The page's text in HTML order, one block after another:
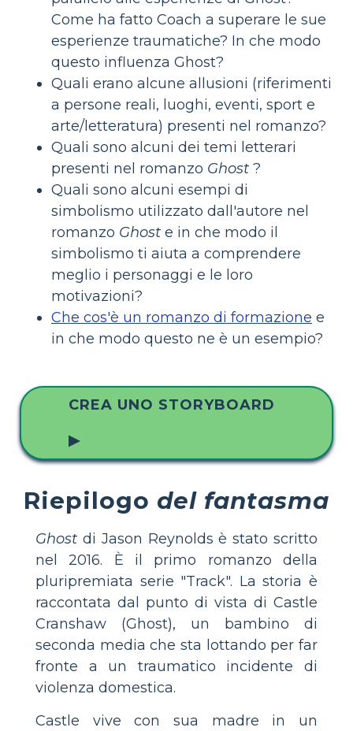
Come ha fatto Coach a superare le sue
esperienze traumatiche? In che modo
questo influenza Ghost?
Quali erano alcune allusioni (riferimenti
a persone reali, luoghi, eventi, sport e
arte/letteratura) presenti nel romanzo?
Quali sono alcuni dei temi letterari
presenti nel romanzo Ghost ?
Quali sono alcuni esempi di
simbolismo utilizzato dall'autore nel
romanzo Ghost e in che modo il
simbolismo ti aiuta a comprendere
meglio i personaggi e le loro
motivazioni?
Che cos'è un romanzo di formazione e
in che modo questo ne è un esempio?
CREA UNO STORYBOARD
▶
Riepilogo del fantasma
Ghost di Jason Reynolds è stato scritto
nel 2016. È il primo romanzo della
pluripremiata serie "Track". La storia è
raccontata dal punto di vista di Castle
Cranshaw (Ghost), un bambino di
seconda media che sta lottando per far
fronte a un traumatico incidente di
violenza domestica.
Castle vive con sua madre in un